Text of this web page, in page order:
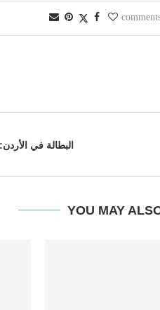
البطالة في
YOU MAY